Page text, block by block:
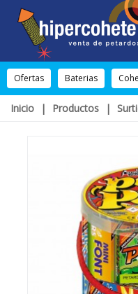
Ofertas Baterias
Inicio | Productos |